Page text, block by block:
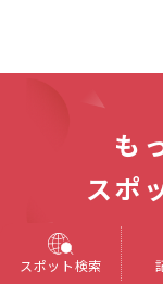
も
スポ
スポット検索